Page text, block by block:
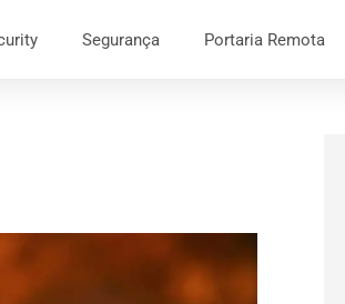
Segurança Portaria Remota